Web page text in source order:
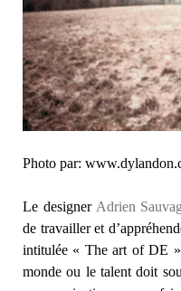
Photo par:
Le designer Adrien
de travailler et
intitulée « The art of DE
monde ou le talent doit